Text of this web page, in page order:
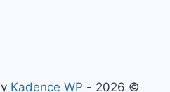
© 2026 - WordPress Theme by
Kadence WP